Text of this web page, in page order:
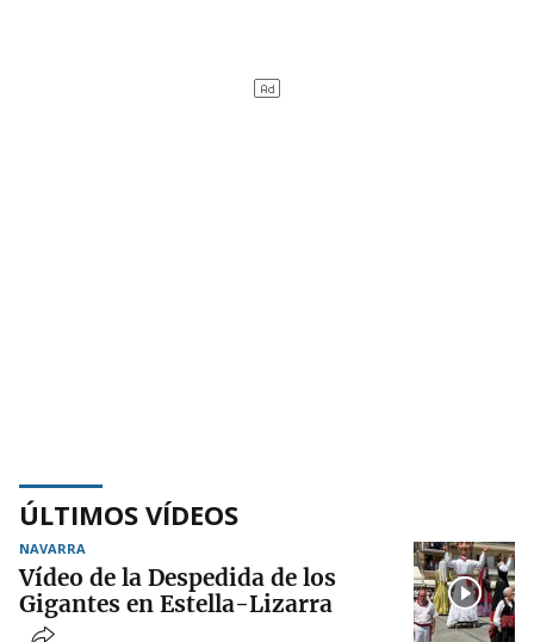
ÚLTIMOS VÍDEOS
NAVARRA
Vídeo de la Despedida de los
Gigantes en Estella-Lizarra